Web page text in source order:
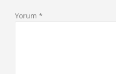
Yorum *